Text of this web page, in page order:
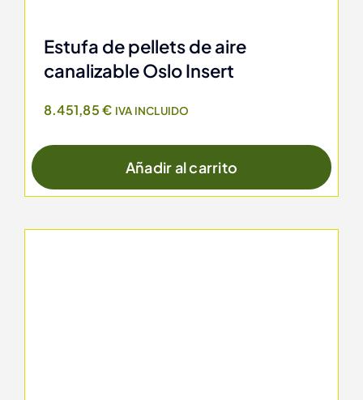
Estufa de pellets de aire
canalizable Oslo Insert
8.451,85€ IVA INCLUIDO
Añadir al carrito